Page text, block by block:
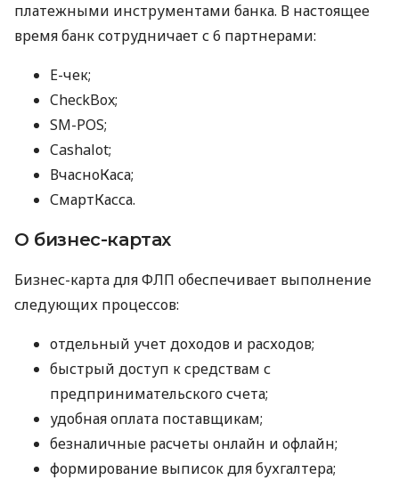
платежными инструментами банка. В настоящее
время банк сотрудничает с 6 партнерами:
E-чек;
CheckBox;
SM-POS;
Cashalot;
ВчасноКаса;
СмартКасса.
О бизнес-картах
Бизнес-карта для ФЛП обеспечивает выполнение
следующих процессов:
отдельный учет доходов и расходов;
быстрый доступ к средствам с
предпринимательского счета;
удобная оплата поставщикам;
безналичные расчеты онлайн и офлайн;
формирование выписок для бухгалтера;